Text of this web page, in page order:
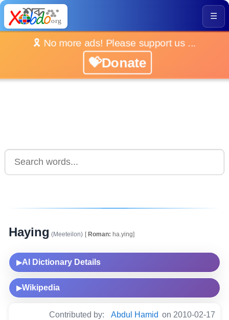
☰
🎗️ No more ads! Please support us ...
💝Donate
Haying (Meeteilon) [Roman: ha.ying]
▶AI Dictionary Details
▶Wikipedia
Contributed by: Abdul Hamid on 2010-02-17